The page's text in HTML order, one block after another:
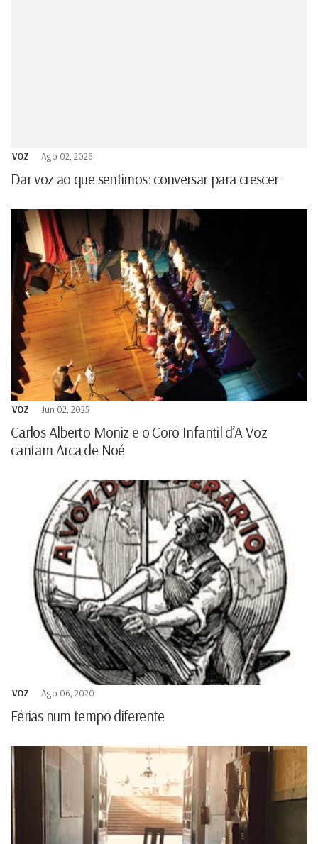
VOZ Ago 02, 2026
Dar voz ao que sentimos: conversar para crescer
VOZ Jun 02, 2025
Carlos Alberto Moniz e o Coro Infantil d’A Voz
cantam Arca de Noé
VOZ Ago 06, 2020
Férias num tempo diferente